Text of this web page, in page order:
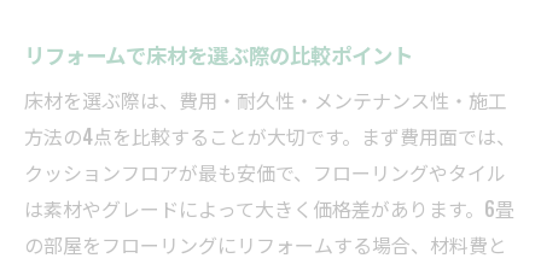
リフォームで床材を選ぶ際の比較ポイント
床材を選ぶ際は、費用・耐久性・メンテナンス性・施工
方法の4点を比較することが大切です。まず費用面では、
クッションフロアが最も安価で、フローリングやタイル
は素材やグレードによって大きく価格差があります。6畳
の部屋をフローリングにリフォームする場合、材料費と